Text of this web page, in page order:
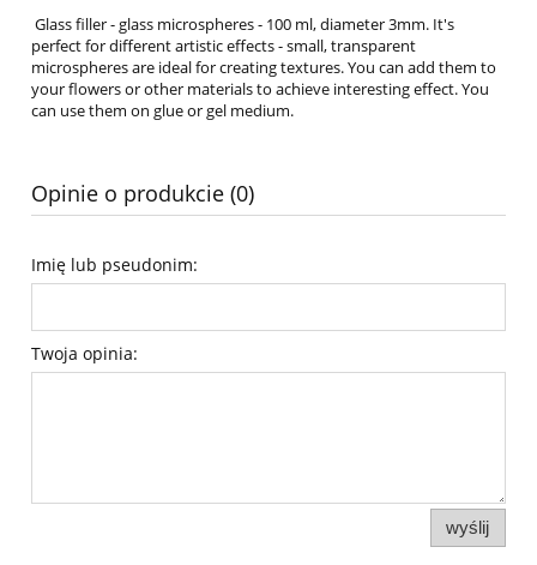
Glass filler - glass microspheres - 100 ml, diameter 3mm. It's
perfect for different artistic effects - small, transparent
microspheres are ideal for creating textures. You can add them to
your flowers or other materials to achieve interesting effect. You
can use them on glue or gel medium.
Opinie o produkcie (0)
Imię lub pseudonim:
Twoja opinia:
wyślij